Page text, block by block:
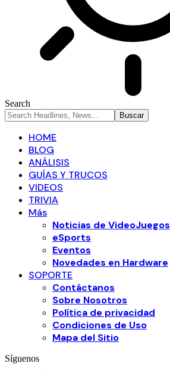
Search
HOME
BLOG
ANÁLISIS
GUÍAS Y TRUCOS
VIDEOS
TRIVIA
Más
Noticias de VideoJuegos
eSports
Eventos
Novedades en Hardware
SOPORTE
Contáctanos
Sobre Nosotros
Política de privacidad
Condiciones de Uso
Mapa del Sitio
Síguenos